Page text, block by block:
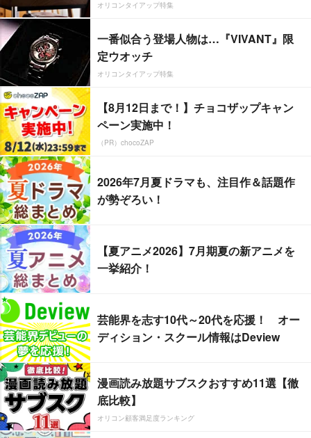
オリコンタイアップ特集
一番似合う登場人物は…『VIVANT』限
定ウオッチ
オリコンタイアップ特集
【8月12日まで！】チョコザップキャン
ペーン実施中！
（PR）chocoZAP
2026年7月夏ドラマも、注目作＆話題作
が勢ぞろい！
【夏アニメ2026】7月期夏の新アニメを
一挙紹介！
芸能界を志す10代～20代を応援！ オー
ディション・スクール情報はDeview
漫画読み放題サブスクおすすめ11選【徹
底比較】
オリコン顧客満足度ランキング